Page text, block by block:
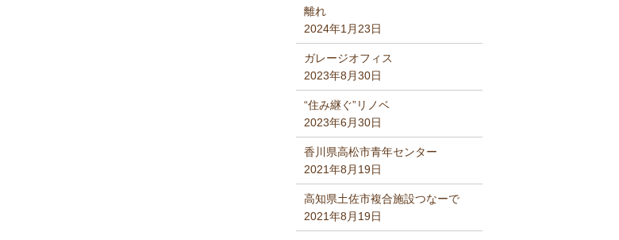
離れ
2024年1月23日
ガレージオフィス
2023年8月30日
“住み継ぐ”リノベ
2023年6月30日
香川県高松市青年センター
2021年8月19日
高知県土佐市複合施設つなーで
2021年8月19日